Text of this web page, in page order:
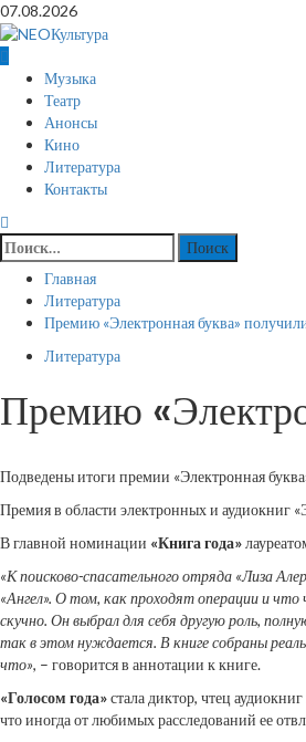
Перейти
к
содержимому
07.08.2026
Основное
меню
Музыка
Театр
Анонсы
Кино
Литература
Контакты
Найти:
Главная
Литература
Премию «Электронная буква»
Литература
Премию
Подведены итоги премии «Электронная
Премия в области электронных и аудиокниг
В главной номинации «Книга года»
«К поисково-спасательного отряда «Лиза
«Ангел». О том, как проходят операции и
скучно. Он выбрал для себя другую роль,
так в этом нуждается. В книге собраны
что», – говорится в аннотации к книге.
«Голосом года»стала диктор, чтец
что иногда от любимых расследований ее